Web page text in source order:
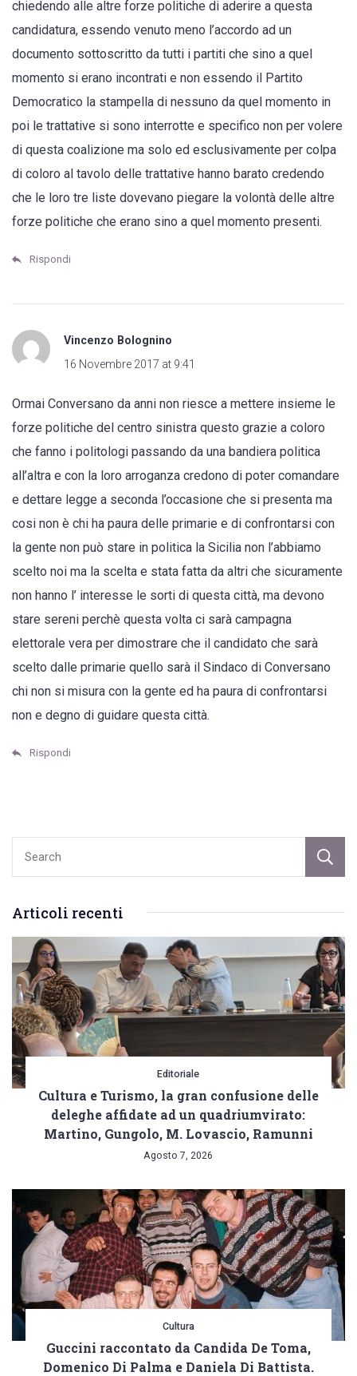
chiedendo alle altre forze politiche di aderire a questa
candidatura, essendo venuto meno l’accordo ad un
documento sottoscritto da tutti i partiti che sino a quel
momento si erano incontrati e non essendo il Partito
Democratico la stampella di nessuno da quel momento in
poi le trattative si sono interrotte e specifico non per volere
di questa coalizione ma solo ed esclusivamente per colpa
di coloro al tavolo delle trattative hanno barato credendo
che le loro tre liste dovevano piegare la volontà delle altre
forze politiche che erano sino a quel momento presenti.
Rispondi
Vincenzo Bolognino
16 Novembre 2017 at 9:41
Ormai Conversano da anni non riesce a mettere insieme le
forze politiche del centro sinistra questo grazie a coloro
che fanno i politologi passando da una bandiera politica
all’altra e con la loro arroganza credono di poter comandare
e dettare legge a seconda l’occasione che si presenta ma
cosi non è chi ha paura delle primarie e di confrontarsi con
la gente non può stare in politica la Sicilia non l’abbiamo
scelto noi ma la scelta e stata fatta da altri che sicuramente
non hanno l’ interesse le sorti di questa città, ma devono
stare sereni perchè questa volta ci sarà campagna
elettorale vera per dimostrare che il candidato che sarà
scelto dalle primarie quello sarà il Sindaco di Conversano
chi non si misura con la gente ed ha paura di confrontarsi
non e degno di guidare questa città.
Rispondi
Articoli recenti
Editoriale
Cultura e Turismo, la gran confusione delle
deleghe affidate ad un quadriumvirato:
Martino, Gungolo, M. Lovascio, Ramunni
Agosto 7, 2026
Cultura
Guccini raccontato da Candida De Toma,
Domenico Di Palma e Daniela Di Battista.